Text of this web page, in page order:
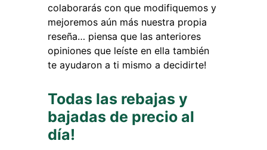
colaborarás con que modifiquemos y
mejoremos aún más nuestra propia
reseña… piensa que las anteriores
opiniones que leíste en ella también
te ayudaron a ti mismo a decidirte!
Todas las rebajas y
bajadas de precio al
día!